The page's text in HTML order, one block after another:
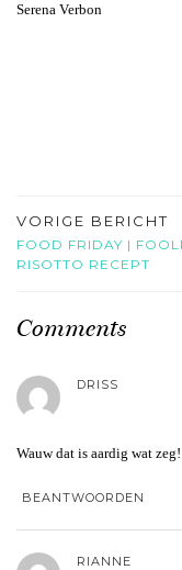
Serena Verbon
VORIGE BERICHT
FOOD FRIDAY |
RISOTTO RECEPT
Comments
DRISS
Wauw dat is aardig wat
BEANTWOORDEN
RIANNE